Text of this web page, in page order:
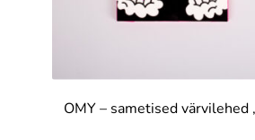
OMY – sametised värvilehed